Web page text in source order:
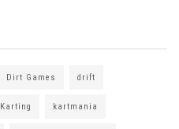
Dirt Games drift
Karting kartmania